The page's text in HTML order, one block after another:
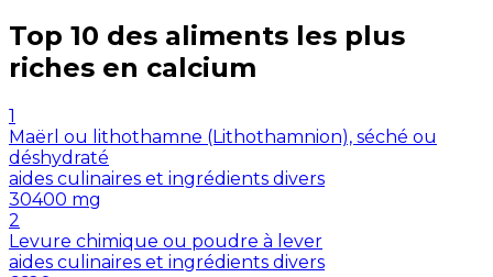
Top 10 des aliments les plus
riches en calcium
1
Maërl ou lithothamne (Lithothamnion), séché ou
déshydraté
aides culinaires et ingrédients divers
30400 mg
2
Levure chimique ou poudre à lever
aides culinaires et ingrédients divers